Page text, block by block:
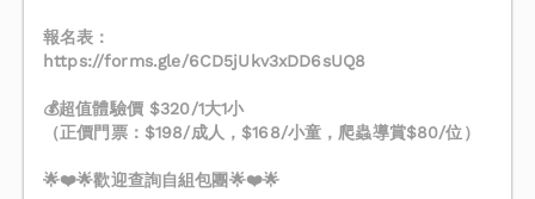
報名表：
https://forms.gle/6CD5jUkv3xDD6sUQ8
💰超值體驗價 $320/1大1小
（正價門票：$198/成人，$168/小童，爬蟲導賞$80/位）
🌟❤️🌟歡迎查詢自組包團🌟❤️🌟